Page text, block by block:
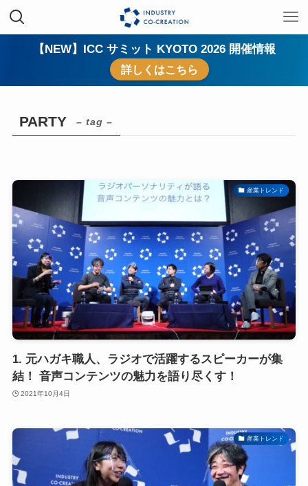
【NEW】ICC サミット KYOTO 2026 開催情報
詳しくはこちら
PARTY – tag –
産業トレンド
1. 元ハガキ職人、ラジオで活躍するスピーカーが集
結！ 音声コンテンツの魅力を語り尽くす！
2021年10月4日
産業トレンド